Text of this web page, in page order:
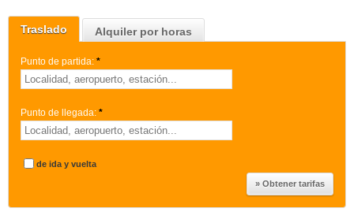
Traslado Alquiler por horas
Punto de partida: *
Punto de llegada: *
de ida y vuelta